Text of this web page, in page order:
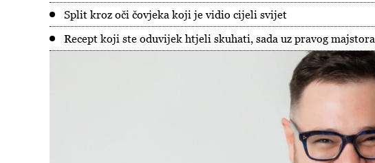
Split kroz oči čovjeka koji je vidio cijeli svijet
Recept koji ste oduvijek htjeli skuhati, sada uz pravog majstora